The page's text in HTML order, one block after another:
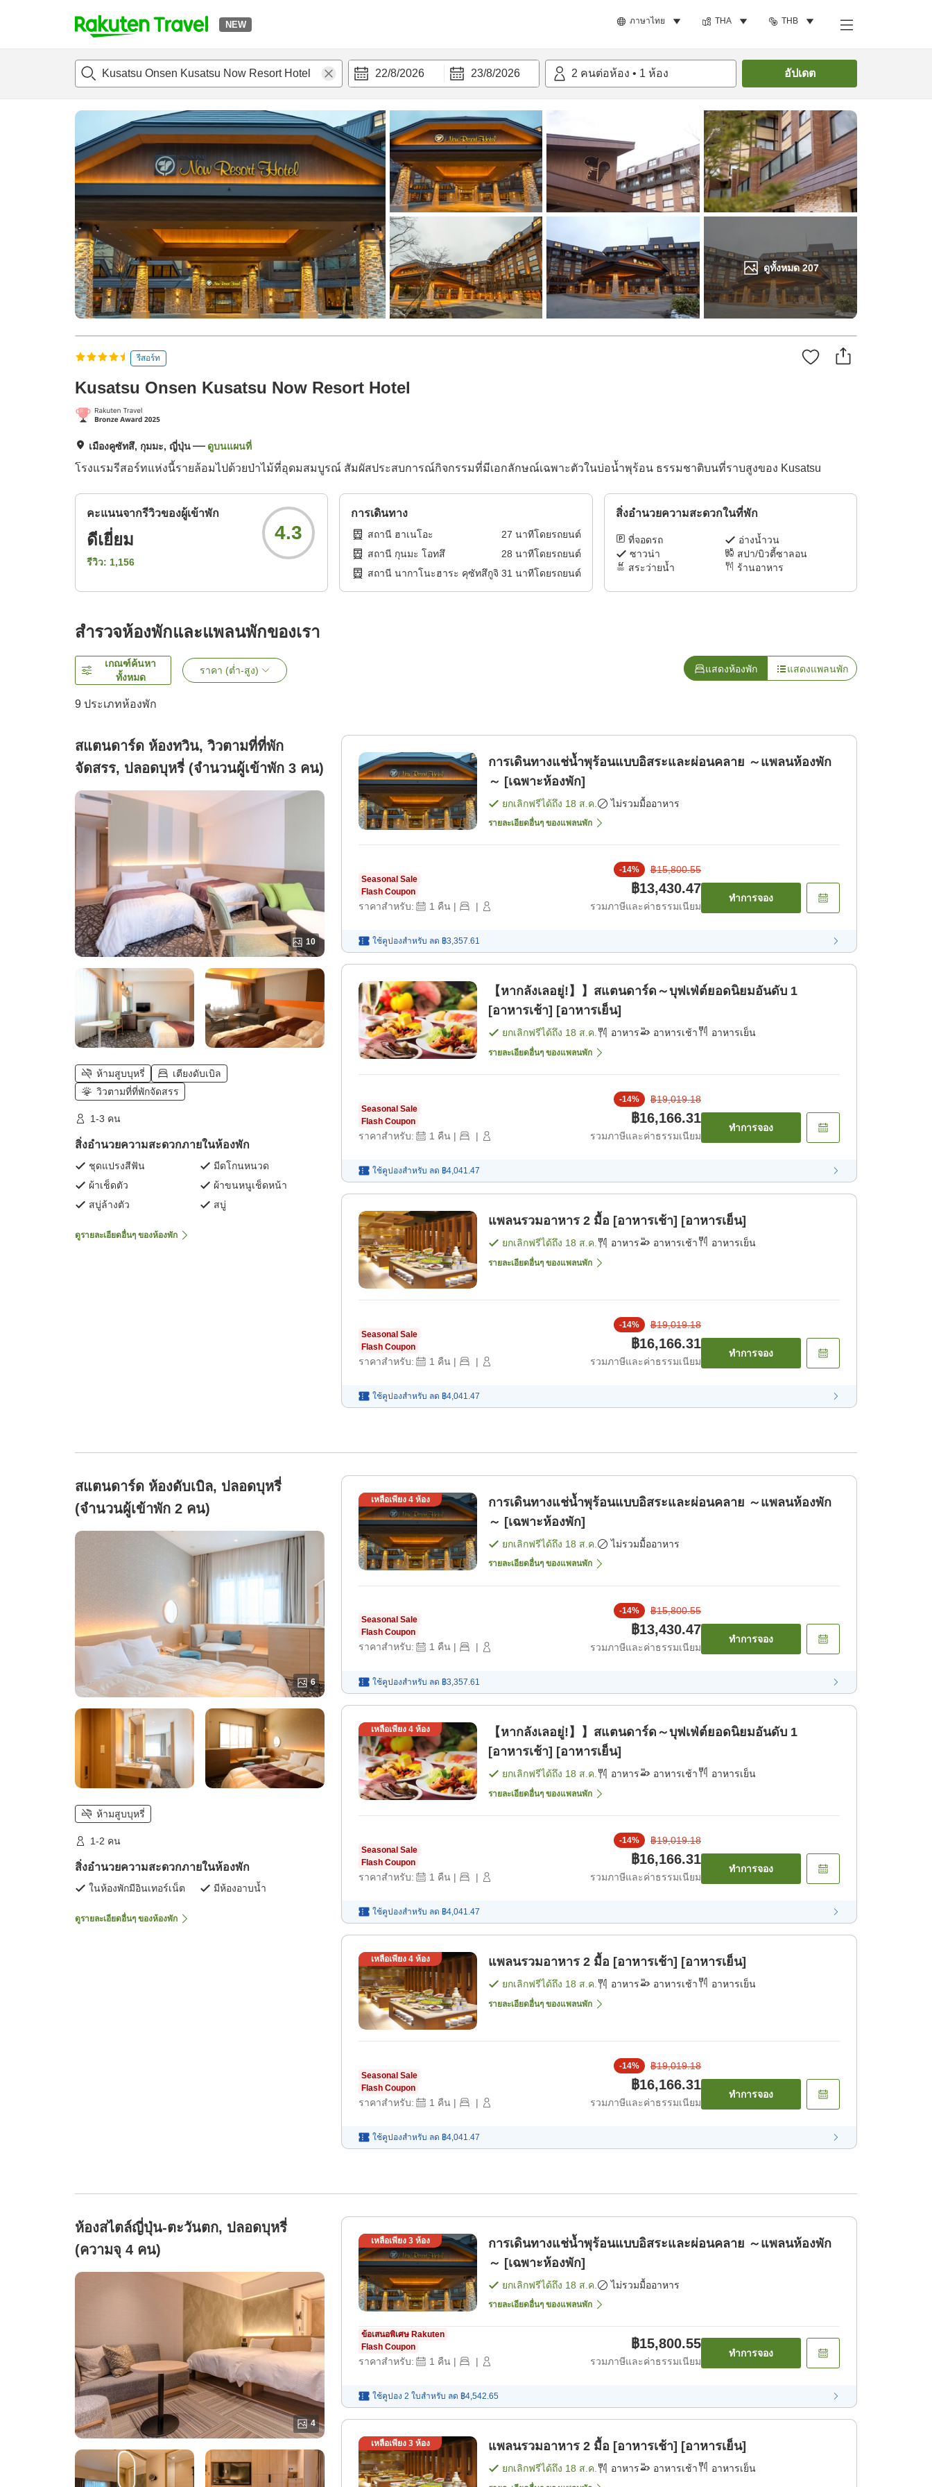
NEW ภาษาไทย THA THB
t
p
a
e
_
s
e
a
c
h
22/8/2026 23/8/2026 2 คนต่อห้อง • 1 ห้อง อัปเดต
ดูทั้งหมด207
แนะนำที่พักห้องพักและแพลนพักรีวิวสิ่่งอำนวยความสะดวก ค้นหาห้องพัก
รีสอร์ท
Kusatsu Onsen Kusatsu Now Resort Hotel
เมืองคูซัทสึ, กุมมะ, ญี่ปุ่น ดูบนแผนที่
โรงแรมรีสอร์ทแห่งนี้รายล้อมไปด้วยป่าไม้ที่อุดมสมบูรณ์ สัมผัสประสบการณ์กิจกรรมที่มีเอกลักษณ์เฉพาะตัวในบ่อน้ำพุร้อน ธรรมชาติบนที่ราบสูงของ Kusatsu
คะแนนจากรีวิวของผู้เข้าพัก
ดีเยี่ยม
รีวิว: 1,156
4.3
การเดินทาง
สถานี ฮาเนโอะ 27 นาทีโดยรถยนต์
สถานี กุนมะ โอทสึ
28 นาทีโดยรถยนต์
สถานี นากาโนะฮาระ คุซัทสึกูจิ 31 นาทีโดยรถยนต์
สิ่งอำนวยความสะดวกในที่พัก
ที่จอดรถ
อ่างน้ำวน
ซาวน่า
สปา/บิวตี้ซาลอน
สระว่ายน้ำ
ร้านอาหาร
สำรวจห้องพักและแพลนพักของเรา
เกณฑ์ค้นหา
ทั้งหมด
ราคา (ต่ำ-สูง) แสดงห้องพัก แสดงแพลนพัก
9 ประเภทห้องพัก
สแตนดาร์ด ห้องทวิน, วิวตามที่ที่พัก
จัดสรร, ปลอดบุหรี่ (จำนวนผู้เข้าพัก 3 คน)
10
ห้ามสูบบุหรี่
เตียงดับเบิล
วิวตามที่ที่พักจัดสรร
1-3 คน
สิ่งอำนวยความสะดวกภายในห้องพัก
ชุดแปรงสีฟัน
มีดโกนหนวด
ผ้าเช็ดตัว
ผ้าขนหนูเช็ดหน้า
สบู่ล้างตัว
สบู่
ดูรายละเอียดอื่นๆ ของห้องพัก
การเดินทางแช่น้ำพุร้อนแบบอิสระและผ่อนคลาย ～แพลนห้องพัก
～ [เฉพาะห้องพัก]
ยกเลิกฟรีได้ถึง 18 ส.ค. ไม่รวมมื้ออาหาร
รายละเอียดอื่นๆ ของแพลนพัก
Seasonal Sale
Flash Coupon
ราคาสำหรับ: 1 คืน | |
-14% ฿15,800.55
฿13,430.47
รวมภาษีและค่าธรรมเนียม
ทำการจอง
ใช้คูปองสำหรับ ลด ฿3,357.61
【หากลังเลอยู่!】】สแตนดาร์ด～บุฟเฟ่ต์ยอดนิยมอันดับ 1
[อาหารเช้า] [อาหารเย็น]
ยกเลิกฟรีได้ถึง 18 ส.ค. อาหาร อาหารเช้า อาหารเย็น
รายละเอียดอื่นๆ ของแพลนพัก
Seasonal Sale
Flash Coupon
ราคาสำหรับ: 1 คืน | |
-14% ฿19,019.18
฿16,166.31
รวมภาษีและค่าธรรมเนียม
ทำการจอง
ใช้คูปองสำหรับ ลด ฿4,041.47
แพลนรวมอาหาร 2 มื้อ [อาหารเช้า] [อาหารเย็น]
ยกเลิกฟรีได้ถึง 18 ส.ค. อาหาร อาหารเช้า อาหารเย็น
รายละเอียดอื่นๆ ของแพลนพัก
Seasonal Sale
Flash Coupon
ราคาสำหรับ: 1 คืน | |
-14% ฿19,019.18
฿16,166.31
รวมภาษีและค่าธรรมเนียม
ทำการจอง
ใช้คูปองสำหรับ ลด ฿4,041.47
สแตนดาร์ด ห้องดับเบิล, ปลอดบุหรี่
(จำนวนผู้เข้าพัก 2 คน)
6
ห้ามสูบบุหรี่
1-2 คน
สิ่งอำนวยความสะดวกภายในห้องพัก
ในห้องพักมีอินเทอร์เน็ต มีห้องอาบน้ำ
ดูรายละเอียดอื่นๆ ของห้องพัก
เหลือเพียง 4ห้อง
การเดินทางแช่น้ำพุร้อนแบบอิสระและผ่อนคลาย ～แพลนห้องพัก
～ [เฉพาะห้องพัก]
ยกเลิกฟรีได้ถึง 18 ส.ค. ไม่รวมมื้ออาหาร
รายละเอียดอื่นๆ ของแพลนพัก
Seasonal Sale
Flash Coupon
ราคาสำหรับ: 1 คืน | |
-14% ฿15,800.55
฿13,430.47
รวมภาษีและค่าธรรมเนียม
ทำการจอง
ใช้คูปองสำหรับ ลด ฿3,357.61
เหลือเพียง 4ห้อง
【หากลังเลอยู่!】】สแตนดาร์ด～บุฟเฟ่ต์ยอดนิยมอันดับ 1
[อาหารเช้า] [อาหารเย็น]
ยกเลิกฟรีได้ถึง 18 ส.ค. อาหาร อาหารเช้า อาหารเย็น
รายละเอียดอื่นๆ ของแพลนพัก
Seasonal Sale
Flash Coupon
ราคาสำหรับ: 1 คืน | |
-14% ฿19,019.18
฿16,166.31
รวมภาษีและค่าธรรมเนียม
ทำการจอง
ใช้คูปองสำหรับ ลด ฿4,041.47
เหลือเพียง 4ห้อง แพลนรวมอาหาร 2 มื้อ [อาหารเช้า] [อาหารเย็น]
ยกเลิกฟรีได้ถึง 18 ส.ค. อาหาร อาหารเช้า อาหารเย็น
รายละเอียดอื่นๆ ของแพลนพัก
Seasonal Sale
Flash Coupon
ราคาสำหรับ: 1 คืน | |
-14% ฿19,019.18
฿16,166.31
รวมภาษีและค่าธรรมเนียม
ทำการจอง
ใช้คูปองสำหรับ ลด ฿4,041.47
ห้องสไตล์ญี่ปุ่น-ตะวันตก, ปลอดบุหรี่
(ความจุ 4 คน)
4
เหลือเพียง 3ห้อง
การเดินทางแช่น้ำพุร้อนแบบอิสระและผ่อนคลาย ～แพลนห้องพัก
～ [เฉพาะห้องพัก]
ยกเลิกฟรีได้ถึง 18 ส.ค. ไม่รวมมื้ออาหาร
รายละเอียดอื่นๆ ของแพลนพัก
ข้อเสนอพิเศษ Rakuten
Flash Coupon
ราคาสำหรับ: 1 คืน | |
฿15,800.55
รวมภาษีและค่าธรรมเนียม
ทำการจอง
ใช้คูปอง 2 ใบสำหรับ ลด ฿4,542.65
เหลือเพียง 3ห้อง แพลนรวมอาหาร 2 มื้อ [อาหารเช้า] [อาหารเย็น]
ยกเลิกฟรีได้ถึง 18 ส.ค. อาหาร อาหารเช้า อาหารเย็น